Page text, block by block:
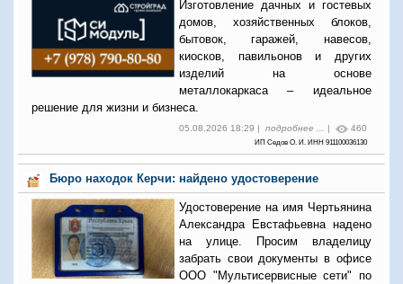
Изготовление дачных и гостевых
домов, хозяйственных блоков,
бытовок, гаражей, навесов,
киосков, павильонов и других
изделий на основе
металлокаркаса – идеальное
решение для жизни и бизнеса.
05.08.2026 18:29 | подробнее ... | 460
ИП Седов О. И. ИНН 911100036130
Бюро находок Керчи: найдено удостоверение
Удостоверение на имя Чертьянина
Александра Евстафьевна надено
на улице. Просим владелицу
забрать свои документы в офисе
ООО "Мультисервисные сети" по